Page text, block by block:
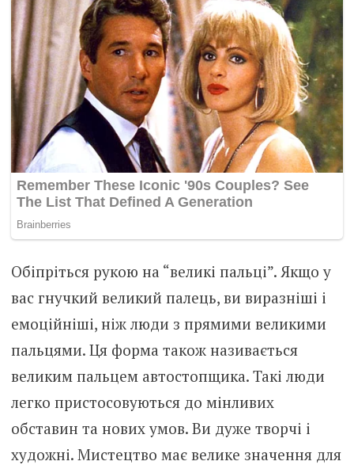
Обіпріться рукою на “великі пальці”. Якщо у
вас гнучкий великий палець, ви виразніші і
емоційніші, ніж люди з прямими великими
пальцями. Ця форма також називається
великим пальцем автостопщика. Такі люди
легко пристосовуються до мінливих
обставин та нових умов. Ви дуже творчі і
художні. Мистецтво має велике значення для